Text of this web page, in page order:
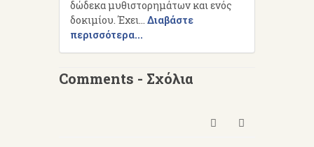
δώδεκα μυθιστορημάτων και ενός
δοκιμίου. Έχει... Διαβάστε
περισσότερα...
Comments - Σχόλια